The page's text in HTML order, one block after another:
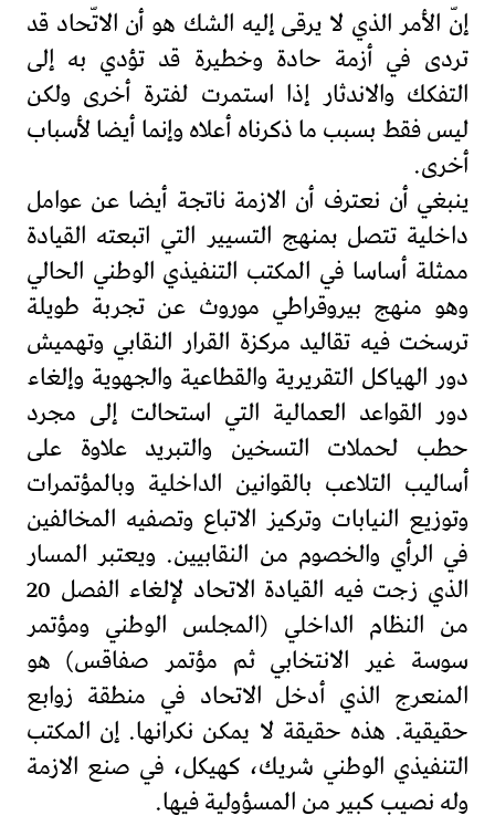
إنّ الأمر الذي لا يرقى إليه الشك هو أن الاتّحاد قد
تردى في أزمة حادة وخطيرة قد تؤدي به إلى
التفكك والاندثار إذا استمرت لفترة أخرى ولكن
ليس فقط بسبب ما ذكرناه أعلاه وإنما أيضا لأسباب
أخرى.
ينبغي أن نعترف أن الازمة ناتجة أيضا عن عوامل
داخلية تتصل بمنهج التسيير التي اتبعته القيادة
ممثلة أساسا في المكتب التنفيذي الوطني الحالي
وهو منهج بيروقراطي موروث عن تجربة طويلة
ترسخت فيه تقاليد مركزة القرار النقابي وتهميش
دور الهياكل التقريرية والقطاعية والجهوية وإلغاء
دور القواعد العمالية التي استحالت إلى مجرد
حطب لحملات التسخين والتبريد علاوة على
أساليب التلاعب بالقوانين الداخلية وبالمؤتمرات
وتوزيع النيابات وتركيز الاتباع وتصفيه المخالفين
في الرأي والخصوم من النقابيين. ويعتبر المسار
الذي زجت فيه القيادة الاتحاد لإلغاء الفصل 20
من النظام الداخلي (المجلس الوطني ومؤتمر
سوسة غير الانتخابي ثم مؤتمر صفاقس) هو
المنعرج الذي أدخل الاتحاد في منطقة زوابع
حقيقية. هذه حقيقة لا يمكن نكرانها. إن المكتب
التنفيذي الوطني شريك، كهيكل، في صنع الازمة
وله نصيب كبير من المسؤولية فيها.